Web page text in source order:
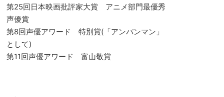
第25回日本映画批評家大賞 アニメ部門最優秀
声優賞
第8回声優アワード 特別賞(「アンパンマン」
として)
第11回声優アワード 富山敬賞